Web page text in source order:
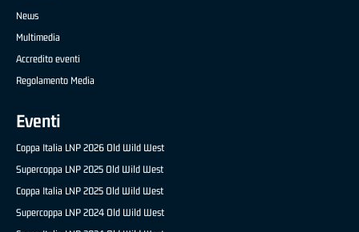
News
Multimedia
Accredito eventi
Regolamento Media
Eventi
Coppa Italia LNP 2026 Old Wild West
Supercoppa LNP 2025 Old Wild West
Coppa Italia LNP 2025 Old Wild West
Supercoppa LNP 2024 Old Wild West